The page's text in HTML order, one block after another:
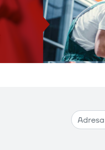
Adresa de e-mail